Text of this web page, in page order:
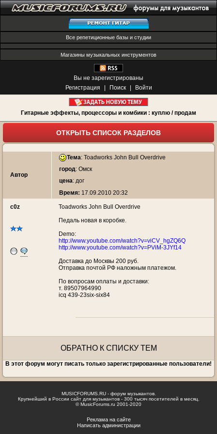
Все репетиционные базы и студии
Магазины музыкальных инструментов
Вы не зарегистрированы
Регистрация
Поиск Войти
Гитарные эффекты, процессоры и комбики : куплю / продам
ОТКРЫТЬ СПИСОК РАЗДЕЛОВ
Автор
Тема: Toadworks John Bull Overdrive
город: Омск
цена: дог
Время: 17.09.2010 20:32
c0z
Toadworks John Bull Overdrive
Педаль новая в коробке.
Demo:
http://www.youtube.com/watch?v=viCV_hgZQ6Q
http://www.youtube.com/watch?v=PViM-3JYf14
Доставка до Москвы 200 руб.
Отправка почтой РФ наложным платежом.
По вопросам оплаты и доставки:
т. 89507964990
icq 439-23six-six84
ОБРАТНО К СПИСКУ ТЕМ
В этот форум могут писать только зарегистрированные пользователи!
MUSICFORUMS.RU - форум музыкантов.
Крупнейший в России сайт для музыкантов - 300 тысяч посетителей в месяц.
© MusicForums.ru 2001-2020
Реклама на сайте
Написать администрации